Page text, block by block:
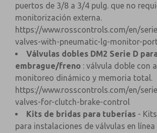
puertos de 3/8 a 3/4 pulg. que no
monitorización externa.
https://www.rosscontrols.com/en/
valves-with-pneumatic-lg-monitor-
Válvulas dobles DM2 Serie D
embrague/freno : válvula doble con
monitoreo dinámico y memoria total.
https://www.rosscontrols.com/en/
valves-for-clutch-brake-control
Kits de bridas para tuberías -
para instalaciones de válvulas en línea